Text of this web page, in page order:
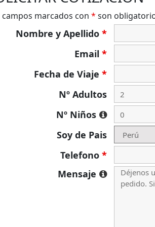
campos marcados con * son
Nombre y Apellido*
Email*
Fecha de Viaje*
Nº Adultos
Nº Niños
Soy de Pais
Telefono*
Mensaje